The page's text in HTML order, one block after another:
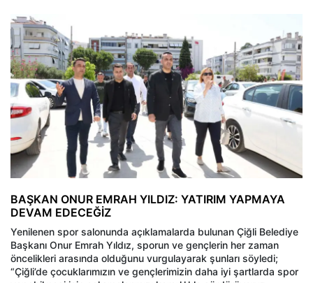
BAŞKAN ONUR EMRAH YILDIZ: YATIRIM YAPMAYA
DEVAM EDECEĞİZ
Yenilenen spor salonunda açıklamalarda bulunan Çiğli Belediye
Başkanı Onur Emrah Yıldız, sporun ve gençlerin her zaman
öncelikleri arasında olduğunu vurgulayarak şunları söyledi;
“Çiğli’de çocuklarımızın ve gençlerimizin daha iyi şartlarda spor